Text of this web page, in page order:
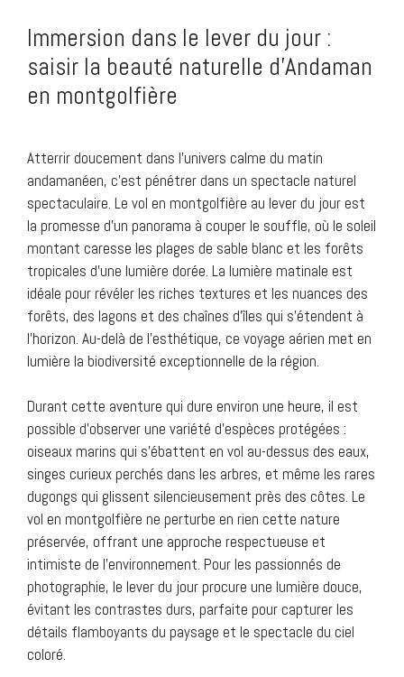
Immersion dans le lever du jour :
saisir la beauté naturelle d’Andaman
en montgolfière
Atterrir doucement dans l’univers calme du matin
andamanéen, c’est pénétrer dans un spectacle naturel
spectaculaire. Le vol en montgolfière au lever du jour est
la promesse d’un panorama à couper le souffle, où le soleil
montant caresse les plages de sable blanc et les forêts
tropicales d’une lumière dorée. La lumière matinale est
idéale pour révéler les riches textures et les nuances des
forêts, des lagons et des chaînes d’îles qui s’étendent à
l’horizon. Au-delà de l’esthétique, ce voyage aérien met en
lumière la biodiversité exceptionnelle de la région.
Durant cette aventure qui dure environ une heure, il est
possible d’observer une variété d’espèces protégées :
oiseaux marins qui s’ébattent en vol au-dessus des eaux,
singes curieux perchés dans les arbres, et même les rares
dugongs qui glissent silencieusement près des côtes. Le
vol en montgolfière ne perturbe en rien cette nature
préservée, offrant une approche respectueuse et
intimiste de l’environnement. Pour les passionnés de
photographie, le lever du jour procure une lumière douce,
évitant les contrastes durs, parfaite pour capturer les
détails flamboyants du paysage et le spectacle du ciel
coloré.